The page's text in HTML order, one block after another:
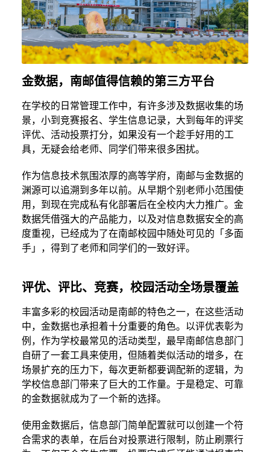
金数据，南邮值得信赖的第三方平台
在学校的日常管理工作中，有许多涉及数据收集的场
景，小到竞赛报名、学生信息记录，大到每年的评奖
评优、活动投票打分，如果没有一个趁手好用的工
具，无疑会给老师、同学们带来很多困扰。
作为信息技术氛围浓厚的高等学府，南邮与金数据的
渊源可以追溯到多年以前。从早期个别老师小范围使
用，到现在完成私有化部署后在全校内大力推广。金
数据凭借强大的产品能力，以及对信息数据安全的高
度重视，已经成为了在南邮校园中随处可见的「多面
手」，得到了老师和同学们的一致好评。
评优、评比、竞赛，校园活动全场景覆盖
丰富多彩的校园活动是南邮的特色之一，在这些活动
中，金数据也承担着十分重要的角色。以评优表彰为
例，作为学校最常见的活动类型，最早南邮信息部门
自研了一套工具来使用，但随着类似活动的增多，在
场景扩充的压力下，每次更新都要调配新的逻辑，为
学校信息部门带来了巨大的工作量。于是稳定、可靠
的金数据就成为了一个新的选择。
使用金数据后，信息部门简单配置就可以创建一个符
合需求的表单，在后台对投票进行限制，防止刷票行